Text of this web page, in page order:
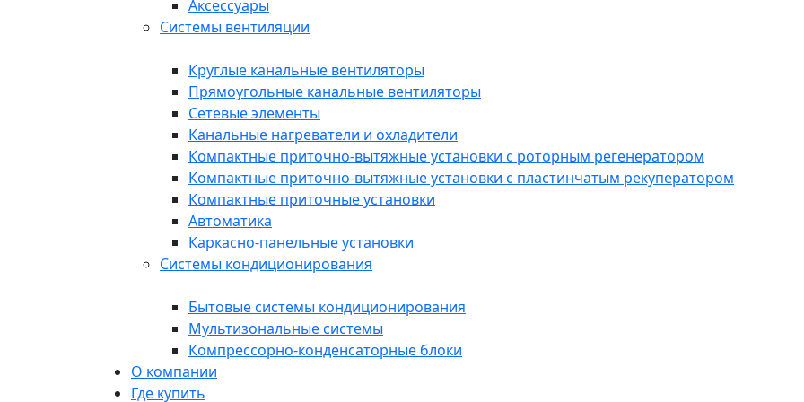
Аксессуары
Системы вентиляции
Круглые канальные вентиляторы
Прямоугольные канальные вентиляторы
Сетевые элементы
Канальные нагреватели и охладители
Компактные приточно-вытяжные установки с роторным регенератором
Компактные приточно-вытяжные установки с пластинчатым рекуператором
Компактные приточные установки
Автоматика
Каркасно-панельные установки
Системы кондиционирования
Бытовые системы кондиционирования
Мультизональные системы
Компрессорно-конденсаторные блоки
О компании
Где купить